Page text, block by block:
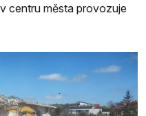
centru města provozuje